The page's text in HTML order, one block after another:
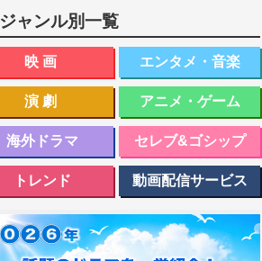
ジャンル別一覧
映画 エンタメ・音楽
演劇 アニメ・ゲーム
海外ドラマ セレブ&ゴシップ
トレンド 動画配信サービス